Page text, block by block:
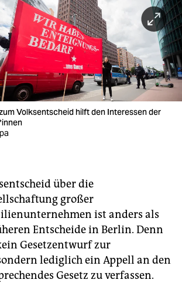
Volksentscheid hilft den Interessen der
über die
großer
ist anders als
Entscheide in Berlin. Denn
Gesetzentwurf zur
lediglich ein Appell an den
Gesetz zu verfassen.